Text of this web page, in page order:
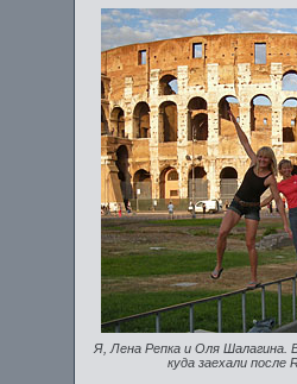
Я, Лена Репка и Оля Шалагина.
куда заехали после